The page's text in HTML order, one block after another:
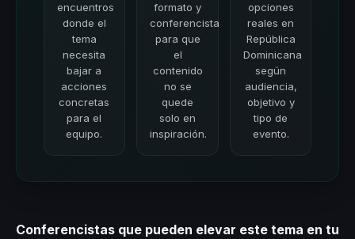
encuentros
donde el
tema
necesita
bajar a
acciones
concretas
para el
equipo.
formato y
conferencista
para que
el
contenido
no se
quede
solo en
inspiración.
opciones
reales en
República
Dominicana
según
audiencia,
objetivo y
tipo de
evento.
Conferencistas que pueden elevar este tema en tu